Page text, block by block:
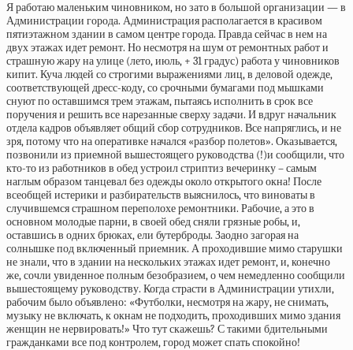
Я работаю маленьким чиновником, но зато в большой организации — в
Администрации города. Администрация располагается в красивом
пятиэтажном здании в самом центре города. Правда сейчас в нем на
двух этажах идет ремонт. Но несмотря на шум от ремонтных работ и
страшную жару на улице (лето, июль, + 31 градус) работа у чиновников
кипит. Куча людей со строгими выражениями лиц, в деловой одежде,
соответствующей дресс-коду, со срочными бумагами под мышками
снуют по оставшимся трем этажам, пытаясь исполнить в срок все
поручения и решить все нарезанные сверху задачи. И вдруг начальник
отдела кадров объявляет общий сбор сотрудников. Все напряглись, и не
зря, потому что на оперативке начался «разбор полетов». Оказывается,
позвонили из приемной вышестоящего руководства (!)и сообщили, что
кто-то из работников в обед устроил стриптиз вечеринку – самым
наглым образом танцевал без одежды около открытого окна! После
всеобщей истерики и разбирательств выяснилось, что виноваты в
случившемся страшном переполохе ремонтники. Рабочие, а это в
основном молодые парни, в своей обед сняли грязные робы, и,
оставшись в одних брюках, ели бутерброды. Заодно загорая на
солнышке под включенный приемник. А проходившие мимо старушки
не знали, что в здании на нескольких этажах идет ремонт, и, конечно
же, сочли увиденное полным безобразием, о чем немедленно сообщили
вышестоящему руководству. Когда страсти в Администрации утихли,
рабочим было объявлено: «Футболки, несмотря на жару, не снимать,
музыку не включать, к окнам не подходить, проходивших мимо здания
женщин не нервировать!» Что тут скажешь? С такими бдительными
гражданками все под контролем, город может спать спокойно!